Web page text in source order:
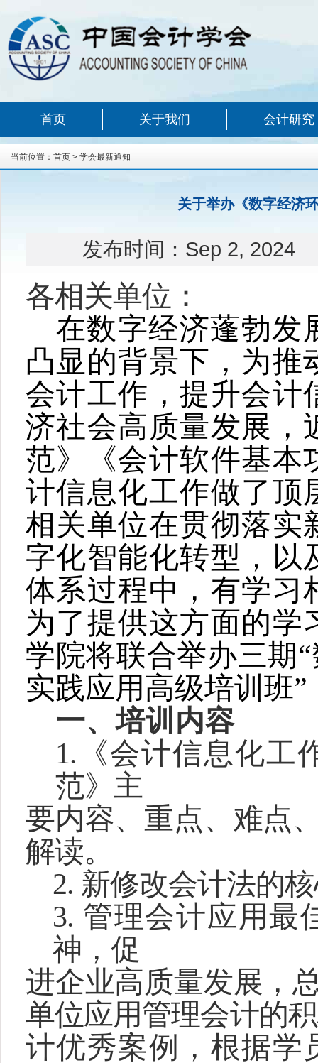
首页 关于我们 会计研究
当前位置： 首页 > 学会最新通知
关于举办《数字经济
发布时间： Sep 2, 2024
各相关单位：
在数字经济蓬勃发
凸显的背景下，为推
会计工作，提升会计
济社会高质量发展，
范》《会计软件基本
计信息化工作做了顶
相关单位在贯彻落实
字化智能化转型，以
体系过程中，有学习
为了提供这方面的学
学院将联合举办三期
实践应用高级培训班”
一、培训内容
1. 《会计信息化
范》主
要内容、重点、难点
解读。
2. 新修改会计法的
3. 管理会计应用最
神，促
进企业高质量发展，
单位应用管理会计的
计优秀案例，根据学